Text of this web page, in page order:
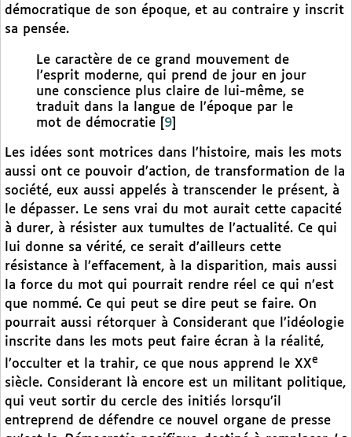
démocratique de son époque, et au contraire y inscrit
sa pensée.
Le caractère de ce grand mouvement de
l’esprit moderne, qui prend de jour en jour
une conscience plus claire de lui-même, se
traduit dans la langue de l’époque par le
mot de démocratie
9
Les idées sont motrices dans l’histoire, mais les mots
aussi ont ce pouvoir d’action, de transformation de la
société, eux aussi appelés à transcender le présent, à
le dépasser. Le sens vrai du mot aurait cette capacité
à durer, à résister aux tumultes de l’actualité. Ce qui
lui donne sa vérité, ce serait d’ailleurs cette
résistance à l’effacement, à la disparition, mais aussi
la force du mot qui pourrait rendre réel ce qui n’est
que nommé. Ce qui peut se dire peut se faire. On
pourrait aussi rétorquer à Considerant que l’idéologie
inscrite dans les mots peut faire écran à la réalité,
l’occulter et la trahir, ce que nous apprend le XXe
siècle. Considerant là encore est un militant politique,
qui veut sortir du cercle des initiés lorsqu’il
entreprend de défendre ce nouvel organe de presse